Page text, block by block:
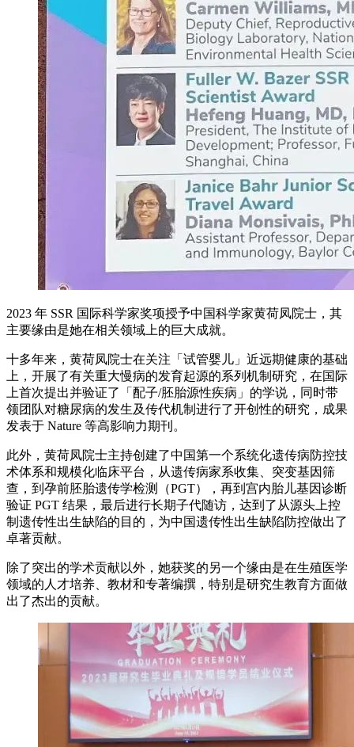
2023 年 SSR 国际科学家奖项授予中国科学家黄荷凤院士，其
主要缘由是她在相关领域上的巨大成就。
十多年来，黄荷凤院士在关注「试管婴儿」近远期健康的基础
上，开展了有关重大慢病的发育起源的系列机制研究，在国际
上首次提出并验证了「配子/胚胎源性疾病」的学说，同时带
领团队对糖尿病的发生及传代机制进行了开创性的研究，成果
发表于 Nature 等高影响力期刊。
此外，黄荷凤院士主持创建了中国第一个系统化遗传病防控技
术体系和规模化临床平台，从遗传病家系收集、突变基因筛
查，到孕前胚胎遗传学检测（PGT），再到宫内胎儿基因诊断
验证 PGT 结果，最后进行长期子代随访，达到了从源头上控
制遗传性出生缺陷的目的，为中国遗传性出生缺陷防控做出了
卓著贡献。
除了突出的学术贡献以外，她获奖的另一个缘由是在生殖医学
领域的人才培养、教材和专著编撰，特别是研究生教育方面做
出了杰出的贡献。